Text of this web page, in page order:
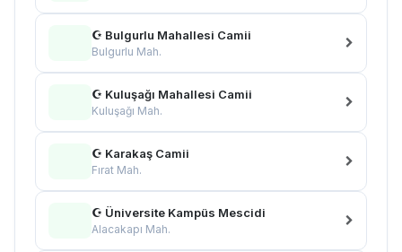
☪ Bulgurlu Mahallesi Camii
Bulgurlu Mah.
☪ Kuluşağı Mahallesi Camii
Kuluşağı Mah.
☪ Karakaş Camii
Fırat Mah.
☪ Üniversite Kampüs Mescidi
Alacakapı Mah.